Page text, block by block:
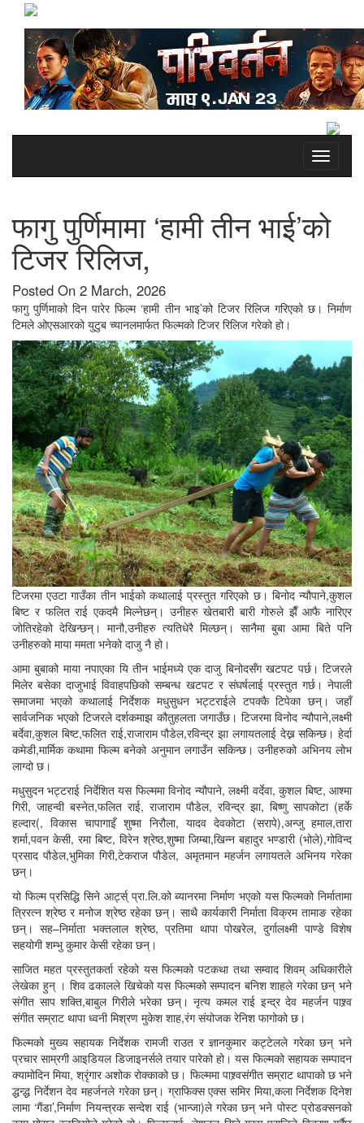
Toggle
फागु पुर्णिमामा ‘हामी तीन भाई’को
टिजर रिलिज,
Posted On 2 March, 2026
फागु पुर्णिमाको दिन पारेर फिल्म ‘हामी तीन भाइ’को टिजर रिलिज गरिएको छ। निर्माण
टिमले ओएसआरको युटुब च्यानलमार्फत फिल्मको टिजर रिलिज गरेको हो।
टिजरमा एउटा गाउँका तीन भाईको कथालाई प्रस्तुत गरिएको छ। बिनोद न्यौपाने,कुशल
बिष्ट र फलित राई एकदमै मिल्नेछन्। उनीहरु खेतबारी बारी गोरुले झैँ आफै नारिएर
जोतिरहेको देखिन्छन्। मानौ,उनीहरु त्यतिधेरै मिल्छन्। सानैमा बुबा आमा बिते पनि
उनीहरुको माया ममता भनेको दाजु नै हो।
आमा बुबाको माया नपाएका यि तीन भाईमध्ये एक दाजु बिनोदसँग खटपट पर्छ। टिजरले
मिलेर बसेका दाजुभाई विवाहपछिको सम्बन्ध खटपट र संघर्षलाई प्रस्तुत गर्छ। नेपाली
समाजमा भएको कथालाई निर्देशक मधुसुधन भट्टराईले टपक्कै टिपेका छन्। जहाँ
सार्वजनिक भएको टिजरले दर्शकमाझ कौतुहलता जगाउँछ। टिजरमा विनोद न्यौपाने,लक्ष्मी
बर्देवा,कुशल बिष्ट,फलित राई,राजाराम पौडेल,रविन्द्र झा लगायतलाई देख्न सकिन्छ। हेर्दा
कमेडी,मार्मिक कथामा फिल्म बनेको अनुमान लगाउँन सकिन्छ। उनीहरुको अभिनय लोभ
लाग्दो छ।
मधुसुदन भट्टराई निर्देशित यस फिल्ममा विनोद न्यौपाने, लक्ष्मी वर्देवा, कुशल बिष्ट, आश्मा
गिरी, जाहन्वी बस्नेत,फलित राई, राजाराम पौडेल, रविन्द्र झा, बिष्णु सापकोटा (हर्के
हल्दार(, विकास चापागाइँ शुष्मा निरौला, यादव देवकोटा (सरापे),अन्जु हमाल,तारा
शर्मा,पवन केसी, रमा बिष्ट, विरेन श्रेष्ठ,शुष्मा जिम्बा,खिन्न बहादुर भण्डारी (भोले),गोविन्द
प्रसाद पौडेल,भुमिका गिरी,टेकराज पौडेल, अमृतमान महर्जन लगायतले अभिनय गरेका
छन्।
यो फिल्म प्रसिद्धि सिने आर्ट्स् प्रा.लि.को ब्यानरमा निर्माण भएको यस फिल्मको निर्मातामा
त्रिरत्न श्रेष्ठ र मनोज श्रेष्ठ रहेका छन्। साथै कार्यकारी निर्माता विक्रम तामाङ रहेका
छन्। सह–निर्माता भक्तलाल श्रेष्ठ, प्रतिमा थापा पोखरेल, दुर्गालक्ष्मी पाण्डे विशेष
सहयोगी शम्भु कुमार केसी रहेका छन्।
साजित महत प्रस्तुतकर्ता रहेको यस फिल्मको पटकथा तथा सम्वाद शिवम् अधिकारीले
लेखेका हुन् । शिव ढकालले खिचेको यस फिल्मको सम्पादन बनिश शाहले गरेका छन् भने
संगीत साप शक्ति,बाबुल गिरीले भरेका छन्। नृत्य कमल राई इन्द्र देव महर्जन पाश्र्व
संगीत सम्राट थापा ध्वनी मिश्रण मुकेश शाह,रंग संयोजक रेनिश फागोको छ।
फिल्मको मुख्य सहायक निर्देशक रामजी राउत र ज्ञानकुमार कट्टेलले गरेका छन् भने
प्रचार साम्रगी आइडियल डिजाइनर्सले तयार पारेको हो। यस फिल्मको सहायक सम्पादन
क्यामोदिन मिया, श्रृंगार अशोक रोक्काको छ। फिल्ममा पाश्र्वसंगीत सम्राट थापाको छ भने
द्धन्द्ध निर्देशन देव महर्जनले गरेका छन्। ग्राफिक्स एक्स समिर मिया,कला निर्देशक दिनेश
लामा ‘गैंडा’,निर्माण नियन्त्रक सन्देश राई (भान्जा)ले गरेका छन् भने पोस्ट प्रोडक्सनको